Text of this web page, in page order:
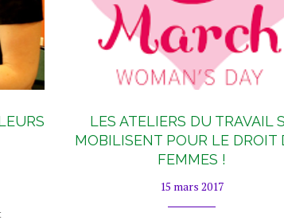
LES ATELIERS DU TRAVAIL
MOBILISENT POUR LE DROIT
FEMMES !
15 mars 2017